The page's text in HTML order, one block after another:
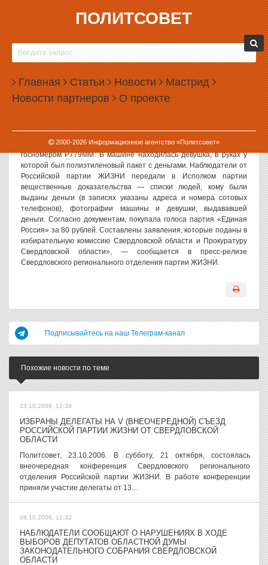
ПОЛИТСОВЕТ
Главная Статьи Новости Мастрид
Новости партнеров О проекте
2000-2026Информационное агентство «Политсовет»
08.10.2006, 14:42
ОБНАРУЖЕН ФАКТ ПОДКУПА ИЗБИРАТЕЛЕЙ В
ЧКАЛОВСКОМ РАЙОНЕ ЕКАТЕРИНБУРГА
Политсовет, 08.10.2006. «В Чкаловском районе Екатеринбурга,
возле дома по адресу ул. Дагестанская 34 был зафиксирован
факт подкупа избирателей», — сообщает пресс-служба
Свердловского отделения Российской партии ЖИЗНИ.
«Возле избирательного участка стояла машина ВАЗ 2110 с
госномером Р779ММ. В машине находилась девушка, в руках у
которой был полиэтиленовый пакет с деньгами. Наблюдатели от
Российской партии ЖИЗНИ передали в Исполком партии
вещественные доказательства — списки людей, кому были
выданы деньги (в записях указаны адреса и номера сотовых
телефонов), фотографии машины и девушки, выдававшей
деньги. Согласно документам, покупала голоса партия «Единая
Россия» за 80 рублей. Составлены заявления, которые поданы в
избирательную комиссию Свердловской области и Прокуратуру
Свердловской области», — сообщается в пресс-релизе
Свердловского регионального отделения партии ЖИЗНИ.
Подписывайтесь на наш Телеграм-канал
Похожие новости по теме
23.10.2006, 12:39
ИЗБРАНЫ ДЕЛЕГАТЫ НА V (ВНЕОЧЕРЕДНОЙ) СЪЕЗД
РОССИЙСКОЙ ПАРТИИ ЖИЗНИ ОТ СВЕРДЛОВСКОЙ
ОБЛАСТИ
Политсовет, 23.10.2006. В субботу, 21 октября, состоялась
внеочередная конференция Свердловского регионального
отделения Российской партии ЖИЗНИ. В работе конференции
приняли участие делегаты от 13...
08.10.2006, 12:32
НАБЛЮДАТЕЛИ СООБЩАЮТ О НАРУШЕНИЯХ В ХОДЕ
ВЫБОРОВ ДЕПУТАТОВ ОБЛАСТНОЙ ДУМЫ
ЗАКОНОДАТЕЛЬНОГО СОБРАНИЯ СВЕРДЛОВСКОЙ
ОБЛАСТИ